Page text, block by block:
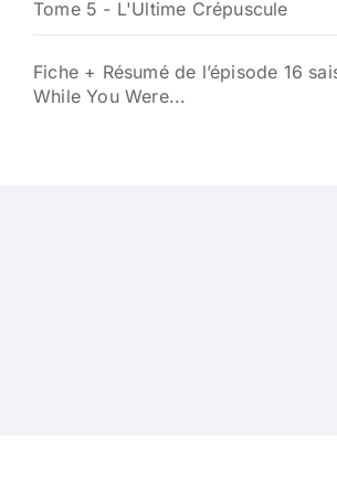
Tome 5 - L'Ultime Crépuscule
Fiche + Résumé de l’épisode 16
While You Were...